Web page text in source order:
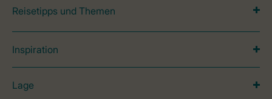
Reisetipps und Themen
Inspiration
Lage